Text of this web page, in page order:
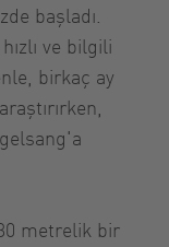
başladı.
ve bilgili
birkaç ay
metrelik bir